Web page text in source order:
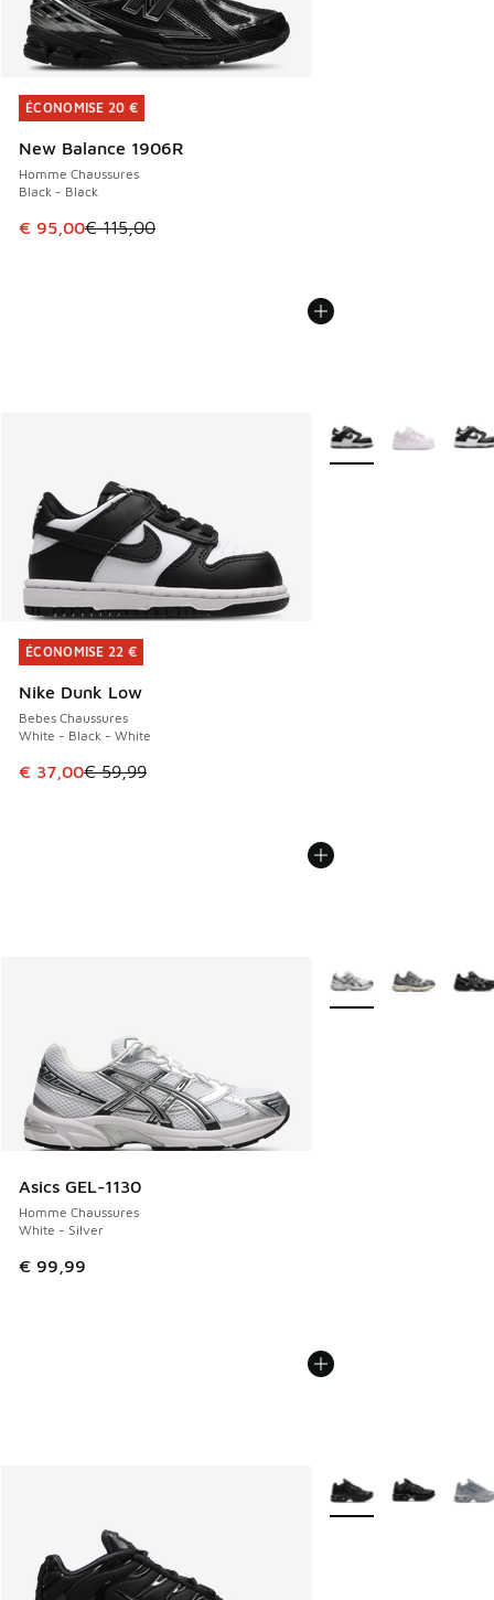
ÉCONOMISE 20 €
New Balance 1906R
Homme Chaussures
Black - Black
Cet article est en promotion. Prix en baisse de € 115,00 à
€ 95,00€ 115,00
ÉCONOMISE 20 €
ÉCONOMISE 22 €
Nike Dunk Low
Bebes Chaussures
White - Black - White
Cet article est en promotion. Prix en baisse de € 59,99 à
€ 37,00€ 59,99
ÉCONOMISE 22 €
Plus de couleurs
Asics GEL-1130
Homme Chaussures
White - Silver
€ 99,99
Plus de couleurs
Plus de couleurs